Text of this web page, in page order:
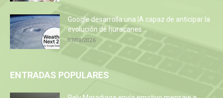
Google desarrolla una IA capaz de anticipar la
evolución de huracanes...
07/08/2026
ENTRADAS POPULARES